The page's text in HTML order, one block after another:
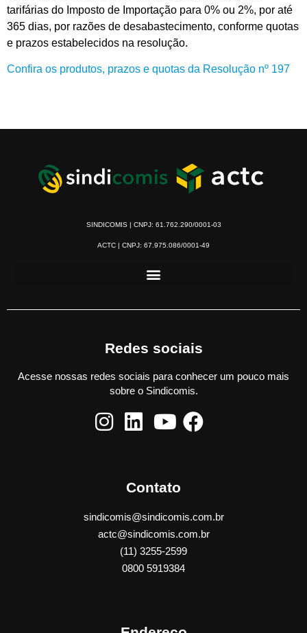
tarifárias do Imposto de Importação para 0% ou 2%, por até
365 dias, por razões de desabastecimento, conforme quotas
e prazos estabelecidos na resolução.
Confira os produtos, prazos e quotas da Resolução nº 197
SINDICOMIS | CNPJ: 61.762.290/0001-03
ACTC | CNPJ: 67.975.086/0001-49
Redes sociais
Acesse nossas redes sociais para conhecer um pouco mais
sobre o Sindicomis.
Contato
sindicomis@sindicomis.com.br
actc@sindicomis.com.br
(11) 3255-2599
0800 5919384